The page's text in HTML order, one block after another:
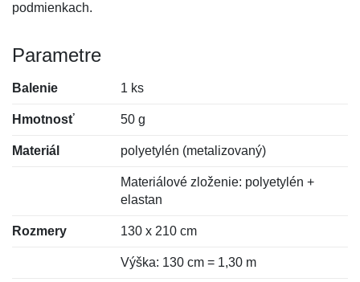
podmienkach.
Parametre
Balenie 1 ks
Hmotnosť 50 g
Materiál polyetylén (metalizovaný)
Materiálové zloženie: polyetylén +
elastan
Rozmery 130 x 210 cm
Výška: 130 cm = 1,30 m